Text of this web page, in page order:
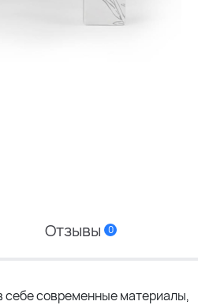
Отзывы 0
себе современные материалы,